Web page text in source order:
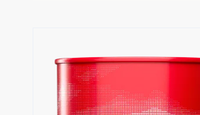
Znajdź Sklep